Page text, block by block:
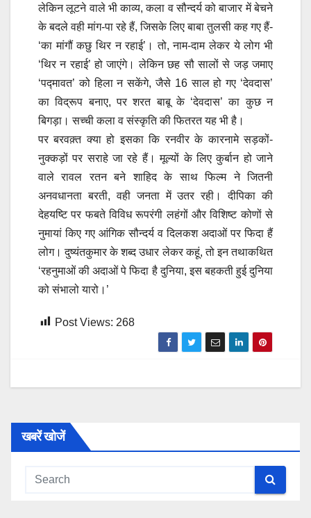
लेकिन लूटने वाले भी काव्य, कला व सौन्दर्य को बाजार में बेचने
के बदले वही मांग-पा रहे हैं, जिसके लिए बाबा तुलसी कह गए हैं-
‘का मांगौं कछु थिर न रहाई’। तो, नाम-दाम लेकर ये लोग भी
‘थिर न रहाई’ हो जाएंगे। लेकिन छह सौ सालों से जड़ जमाए
‘पद्मावत’ को हिला न सकेंगे, जैसे 16 साल हो गए ‘देवदास’
का विद्रूप बनाए, पर शरत बाबू के ‘देवदास’ का कुछ न
बिगड़ा। सच्ची कला व संस्कृति की फितरत यह भी है।
पर बरवक़्त क्या हो इसका कि रनवीर के कारनामे सड़कों-
नुक्कड़ों पर सराहे जा रहे हैं। मूल्यों के लिए कुर्बान हो जाने
वाले रावल रतन बने शाहिद के साथ फिल्म ने जितनी
अनवधानता बरती, वही जनता में उतर रही। दीपिका की
देहयष्टि पर फबते विविध रूपरंगी लहंगों और विशिष्ट कोणों से
नुमायां किए गए आंगिक सौन्दर्य व दिलकश अदाओं पर फिदा हैं
लोग। दुष्यंतकुमार के शब्द उधार लेकर कहूं, तो इन तथाकथित
‘रहनुमाओं की अदाओं पे फिदा है दुनिया, इस बहकती हुई दुनिया
को संभालो यारो।’
Post Views: 268
खबरें खोजें